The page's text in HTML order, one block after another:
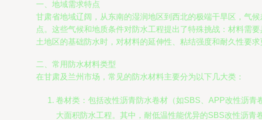
一、地域需求特点
甘肃省地域辽阔，从东南的湿润地区到西北的极端干旱区，气
点。这些气候和地质条件对防水工程提出了特殊挑战：材料需
土地区的基础防水时，对材料的延伸性、粘结强度和耐久性要求
二、常用防水材料类型
在甘肃及兰州市场，常见的防水材料主要分为以下几大类：
卷材类：包括改性沥青防水卷材（如SBS、APP改性沥
大面积防水工程。其中，耐低温性能优异的SBS改性沥青